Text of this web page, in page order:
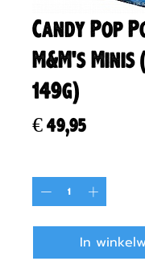
Candy Pop
M&M's Minis
149g)
€ 49,95Prijs
In